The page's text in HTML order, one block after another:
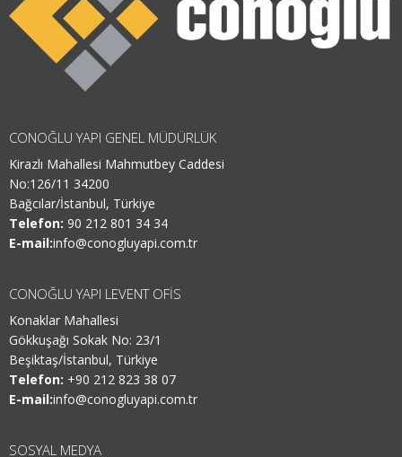
CONOĞLU YAPI GENEL MÜDÜRLÜK
Kirazlı Mahallesi Mahmutbey Caddesi
No:126/11 34200
Bağcılar/İstanbul, Türkiye
Telefon: 90 212 801 34 34
E-mail:info@conogluyapi.com.tr
CONOĞLU YAPI LEVENT OFİS
Konaklar Mahallesi
Gökkuşağı Sokak No: 23/1
Beşiktaş/İstanbul, Türkiye
Telefon: +90 212 823 38 07
E-mail:info@conogluyapi.com.tr
SOSYAL MEDYA